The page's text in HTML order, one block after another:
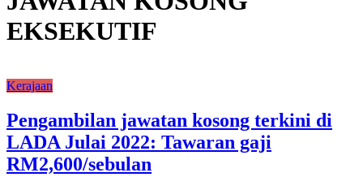
EKSEKUTIF
Kerajaan
Pengambilan jawatan kosong terkini di
LADA Julai 2022: Tawaran gaji
RM2,600/sebulan